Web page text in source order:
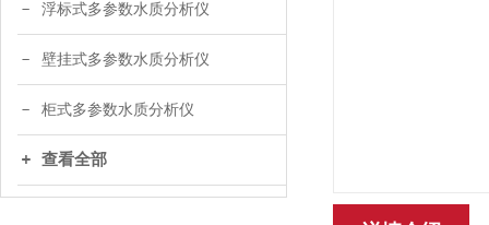
浮标式多参数水质分析仪
壁挂式多参数水质分析仪
柜式多参数水质分析仪
查看全部